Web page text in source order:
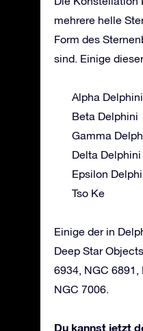
mehrere helle
Form des
sind. Einige
Alpha Delphini
Beta Delphini
Gamma
Delta Delphini
Epsilon
Tso Ke
Einige der in
Deep Star
6934, NGC 6891,
NGC 7006.
Du kannst jetzt